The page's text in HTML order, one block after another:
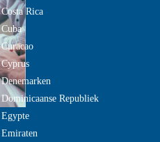
Costa Rica
Cuba
Curacao
Cyprus
Denemarken
Dominicaanse Republiek
Egypte
Emiraten